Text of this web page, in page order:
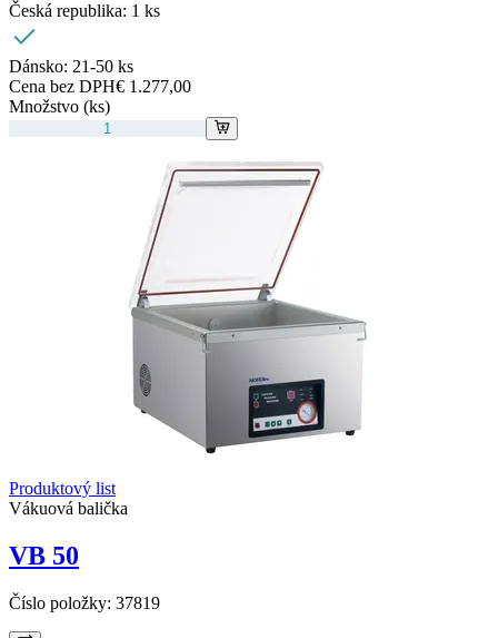
Česká republika: 1 ks
Dánsko: 21-50 ks
Cena bez DPH€ 1.277,00
Množstvo (ks)
Produktový list
Vákuová balička
VB 50
Číslo položky: 37819